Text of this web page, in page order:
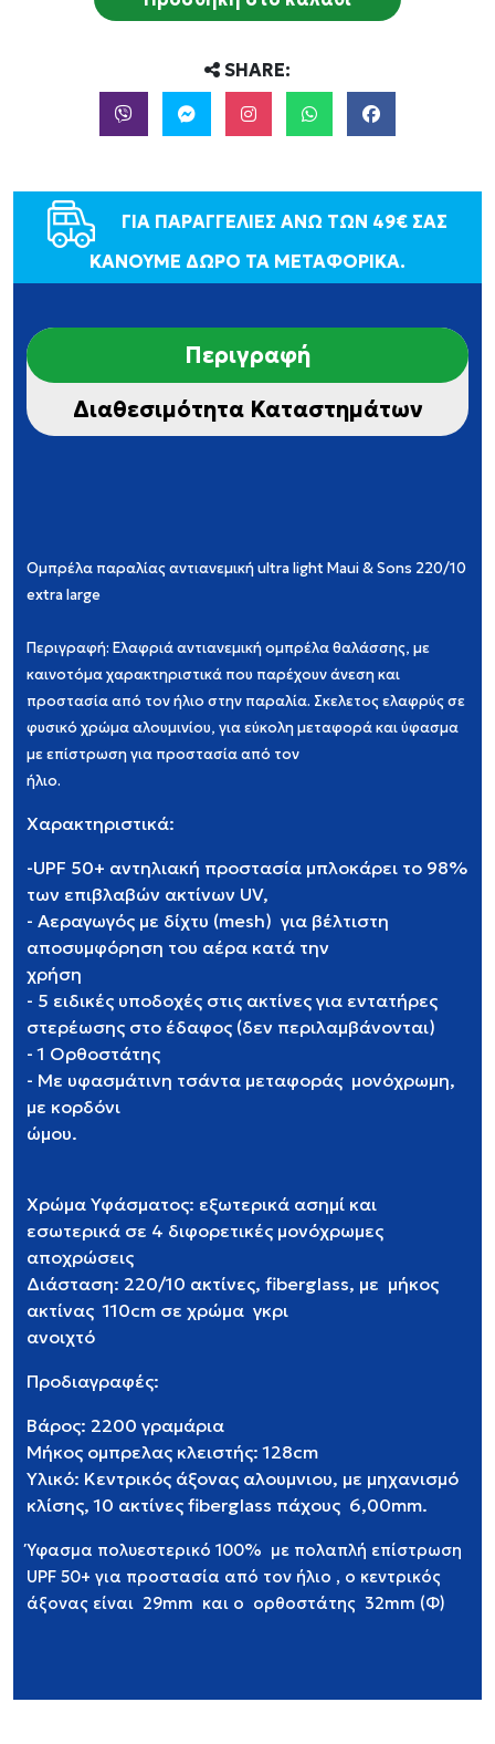
SHARE:
ΓΙΑ ΠΑΡΑΓΓΕΛΙΕΣ ΑΝΩ ΤΩΝ 49€ ΣΑΣ
ΚΑΝΟΥΜΕ ΔΩΡΟ ΤΑ ΜΕΤΑΦΟΡΙΚΑ.
Περιγραφή
Διαθεσιμότητα Καταστημάτων
Ομπρέλα παραλίας αντιανεμική ultra light Maui & Sons 220/10
extra large
Περιγραφή: Ελαφριά αντιανεμική ομπρέλα θαλάσσης, με
καινοτόμα χαρακτηριστικά που παρέχουν άνεση και
προστασία από τον ήλιο στην παραλία. Σκελετος ελαφρύς σε
φυσικό χρώμα αλουμινίου, για εύκολη μεταφορά και ύφασμα
με επίστρωση για προστασία από τον
ήλιο.
-UPF 50+ αντηλιακή προστασία μπλοκάρει το 98%
των επιβλαβών ακτίνων UV,
- Αεραγωγός με δίχτυ (mesh) για βέλτιστη
αποσυμφόρηση του αέρα κατά την
χρήση
- 5 ειδικές υποδοχές στις ακτίνες για εντατήρες
στερέωσης στο έδαφος (δεν περιλαμβάνονται)
- 1 Ορθοστάτης
- Με υφασμάτινη τσάντα μεταφοράς μονόχρωμη,
με κορδόνι
ώμου.
Χρώμα Υφάσματος: εξωτερικά ασημί και
εσωτερικά σε 4 διφορετικές μονόχρωμες
αποχρώσεις
Διάσταση: 220/10 ακτίνες, fiberglass, με μήκος
ακτίνας 110cm σε χρώμα γκρι
ανοιχτό
Βάρος: 2200 γραμάρια
Μήκος ομπρελας κλειστής: 128cm
Υλικό: Κεντρικός άξονας αλουμνιου, με μηχανισμό
κλίσης, 10 ακτίνες fiberglass πάχους 6,00mm.
Ύφασμα πολυεστερικό 100% με πολαπλή επίστρωση
UPF 50+ για προστασία από τον ήλιο , ο κεντρικός
άξονας είναι 29mm και ο ορθοστάτης 32mm (Φ)